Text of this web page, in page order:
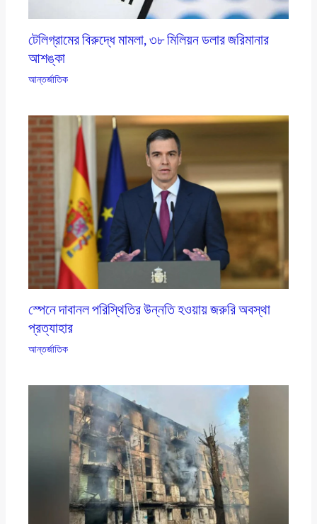
টেলিগ্রামের বিরুদ্ধে মামলা, ৩৮ মিলিয়ন ডলার জরিমানার
আশঙ্কা
আন্তর্জাতিক
স্পেনে দাবানল পরিস্থিতির উন্নতি হওয়ায় জরুরি অবস্থা
প্রত্যাহার
আন্তর্জাতিক